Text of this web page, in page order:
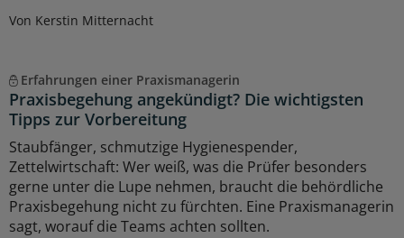
Von Kerstin Mitternacht
Erfahrungen einer Praxismanagerin
Praxisbegehung angekündigt? Die wichtigsten
Tipps zur Vorbereitung
Staubfänger, schmutzige Hygienespender,
Zettelwirtschaft: Wer weiß, was die Prüfer besonders
gerne unter die Lupe nehmen, braucht die behördliche
Praxisbegehung nicht zu fürchten. Eine Praxismanagerin
sagt, worauf die Teams achten sollten.